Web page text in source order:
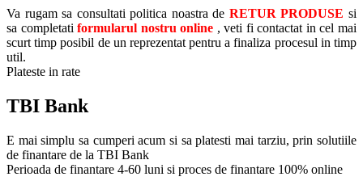
Va rugam sa consultati politica noastra de RETUR PRODUSE si
sa completatiformularul nostru online , veti fi contactat in cel mai
scurt timp posibil de un reprezentat pentru a finaliza procesul in timp
util.
Plateste in rate
TBI Bank
E mai simplu sa cumperi acum si sa platesti mai tarziu, prin solutiile
de finantare de la TBI Bank
Perioada de finantare 4-60 luni si proces de finantare 100% online